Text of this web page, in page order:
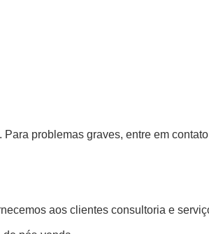
problemas graves, entre em
aos clientes consultoria e